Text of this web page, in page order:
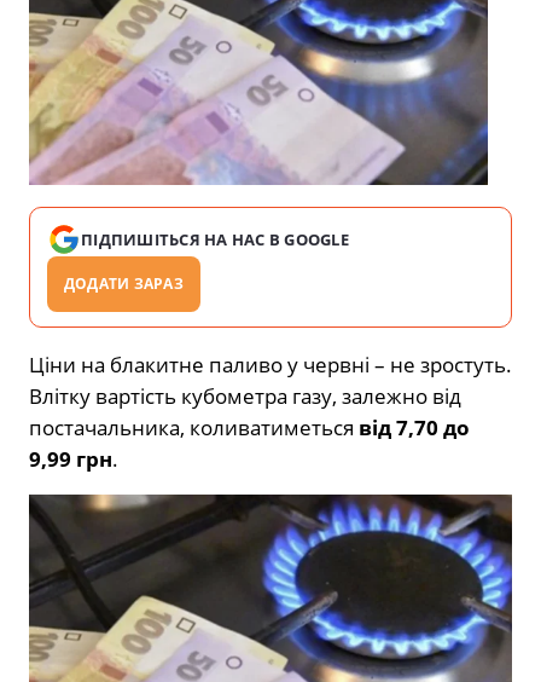
ПІДПИШІТЬСЯ НА НАС В GOOGLE
ДОДАТИ ЗАРАЗ
Ціни на блакитне паливо у червні – не зростуть.
Влітку вартість кубометра газу, залежно від
постачальника, коливатиметься від 7,70 до
9,99 грн.